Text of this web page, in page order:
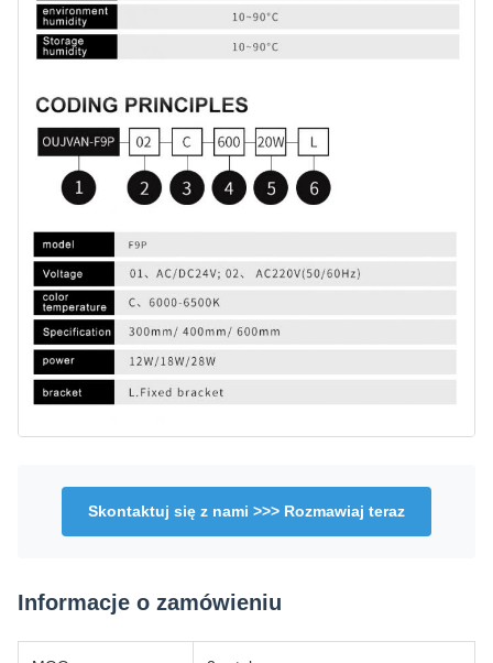
Skontaktuj się z nami >>> Rozmawiaj teraz
Informacje o zamówieniu